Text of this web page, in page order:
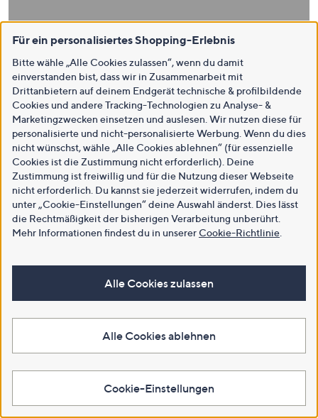
Für ein personalisiertes Shopping-Erlebnis
Bitte wähle „Alle Cookies zulassen“, wenn du damit
einverstanden bist, dass wir in Zusammenarbeit mit
Drittanbietern auf deinem Endgerät technische & profilbildende
Cookies und andere Tracking-Technologien zu Analyse- &
Marketingzwecken einsetzen und auslesen. Wir nutzen diese für
personalisierte und nicht-personalisierte Werbung. Wenn du dies
nicht wünschst, wähle „Alle Cookies ablehnen“ (für essenzielle
Cookies ist die Zustimmung nicht erforderlich). Deine
Zustimmung ist freiwillig und für die Nutzung dieser Webseite
nicht erforderlich. Du kannst sie jederzeit widerrufen, indem du
unter „Cookie-Einstellungen“ deine Auswahl änderst. Dies lässt
die Rechtmäßigkeit der bisherigen Verarbeitung unberührt.
Mehr Informationen findest du in unsererCookie-Richtlinie
Alle Cookies zulassen
Alle Cookies ablehnen
Cookie-Einstellungen